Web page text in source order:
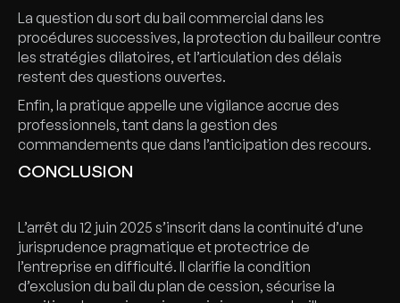
La question du sort du bail commercial dans les
procédures successives, la protection du bailleur contre
les stratégies dilatoires, et l’articulation des délais
restent des questions ouvertes.
Enfin, la pratique appelle une vigilance accrue des
professionnels, tant dans la gestion des
commandements que dans l’anticipation des recours.
CONCLUSION
L’arrêt du 12 juin 2025 s’inscrit dans la continuité d’une
jurisprudence pragmatique et protectrice de
l’entreprise en difficulté. Il clarifie la condition
d’exclusion du bail du plan de cession, sécurise la